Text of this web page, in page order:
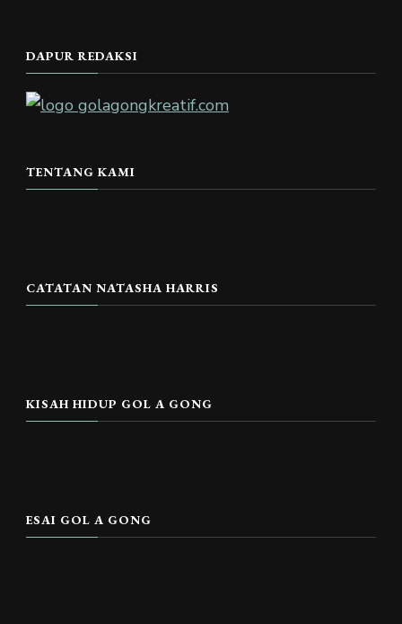
DAPUR REDAKSI
TENTANG KAMI
CATATAN NATASHA HARRIS
KISAH HIDUP GOL A GONG
ESAI GOL A GONG